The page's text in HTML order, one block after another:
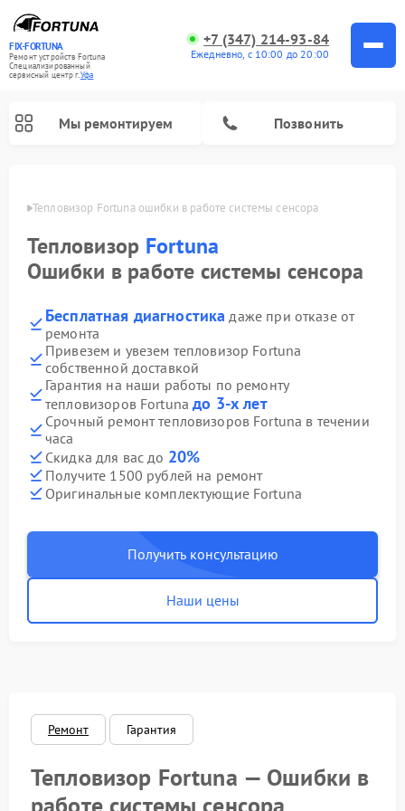
FIX-FORTUNA
Ремонт устройств Fortuna
Специализированный
cервисный центр г.Уфа
+7 (347) 214-93-84
Ежедневно, с 10:00 до 20:00
Мы ремонтируем Позвонить
Уфе Тепловизор Fortuna ошибки в работе системы сенсора
Тепловизор Fortuna
Ошибки в работе системы сенсора
Бесплатная диагностика даже при отказе от
ремонта
Привезем и увезем тепловизор Fortuna
собственной доставкой
Гарантия на наши работы по ремонту
тепловизоров Fortunaдо 3-х лет
Срочный ремонт тепловизоров Fortuna в течении
часа
Скидка для вас до 20%
Получите 1500 рублей на ремонт
Оригинальные комплектующие Fortuna
Получить консультацию
Наши цены
Ремонт Гарантия
Тепловизор Fortuna — Ошибки в